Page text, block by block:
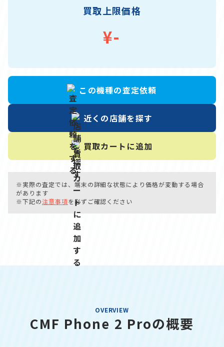
買取上限価格
¥-
買取カートに追加
近くの店舗を探す
この機種の査定依頼
※実際の査定では、端末の詳細な状態により価格が変動する場合
があります
※下記の注意事項を必ずご確認ください
OVERVIEW
CMF Phone 2 Proの概要